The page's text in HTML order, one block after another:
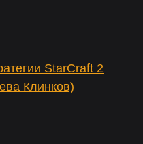
StarCraft 2
Клинков)